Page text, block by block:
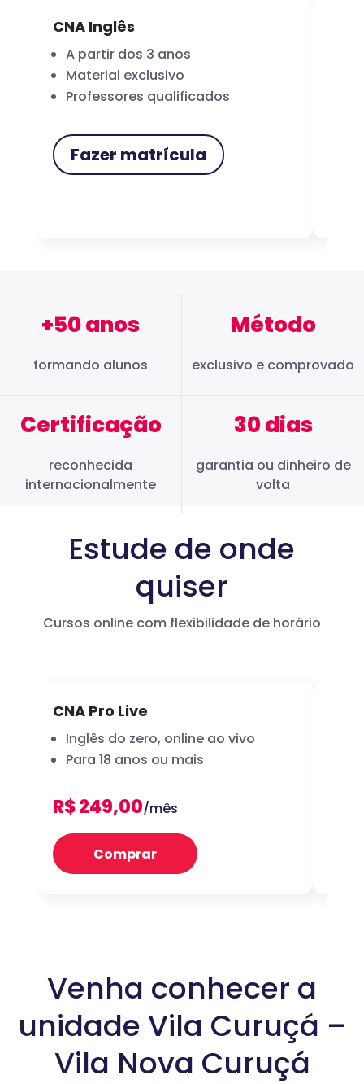
CNA Inglês
A partir dos 3 anos
Material exclusivo
Professores qualificados
Fazer matrícula
+50 anos
formando alunos
Método
exclusivo e comprovado
Certificação
reconhecida
internacionalmente
30 dias
garantia ou dinheiro de
volta
Estude de onde
quiser
Cursos online com flexibilidade de horário
CNA Pro Live
Inglês do zero, online ao vivo
Para 18 anos ou mais
R$ 249,00/mês
Comprar
Venha conhecer a
unidade Vila Curuçá –
Vila Nova Curuçá